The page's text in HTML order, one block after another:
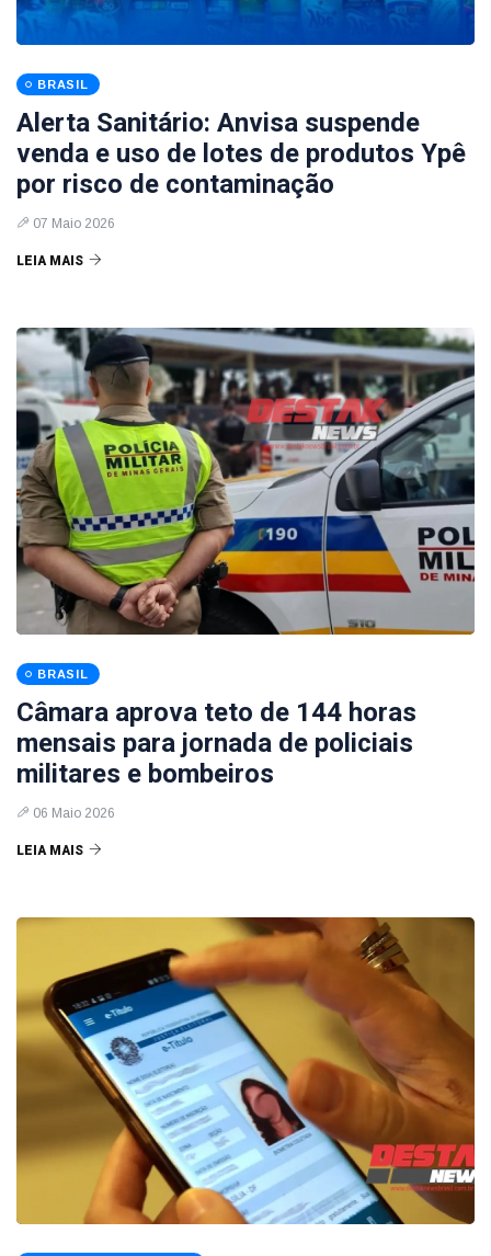
BRASIL
Alerta Sanitário: Anvisa suspende
venda e uso de lotes de produtos Ypê
por risco de contaminação
07 Maio 2026
LEIA MAIS
BRASIL
Câmara aprova teto de 144 horas
mensais para jornada de policiais
militares e bombeiros
06 Maio 2026
LEIA MAIS